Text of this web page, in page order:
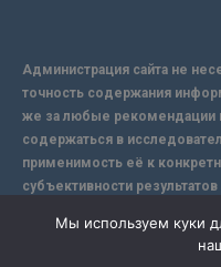
Администрация сайта не
точность содержания
же за любые рекомендации
содержаться в
применимость её к
субъективности
надежной защиты
Мы используем куки